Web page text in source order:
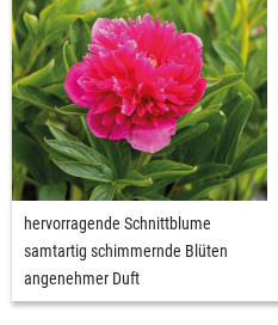
hervorragende Schnittblume
samtartig schimmernde Blüten
angenehmer Duft